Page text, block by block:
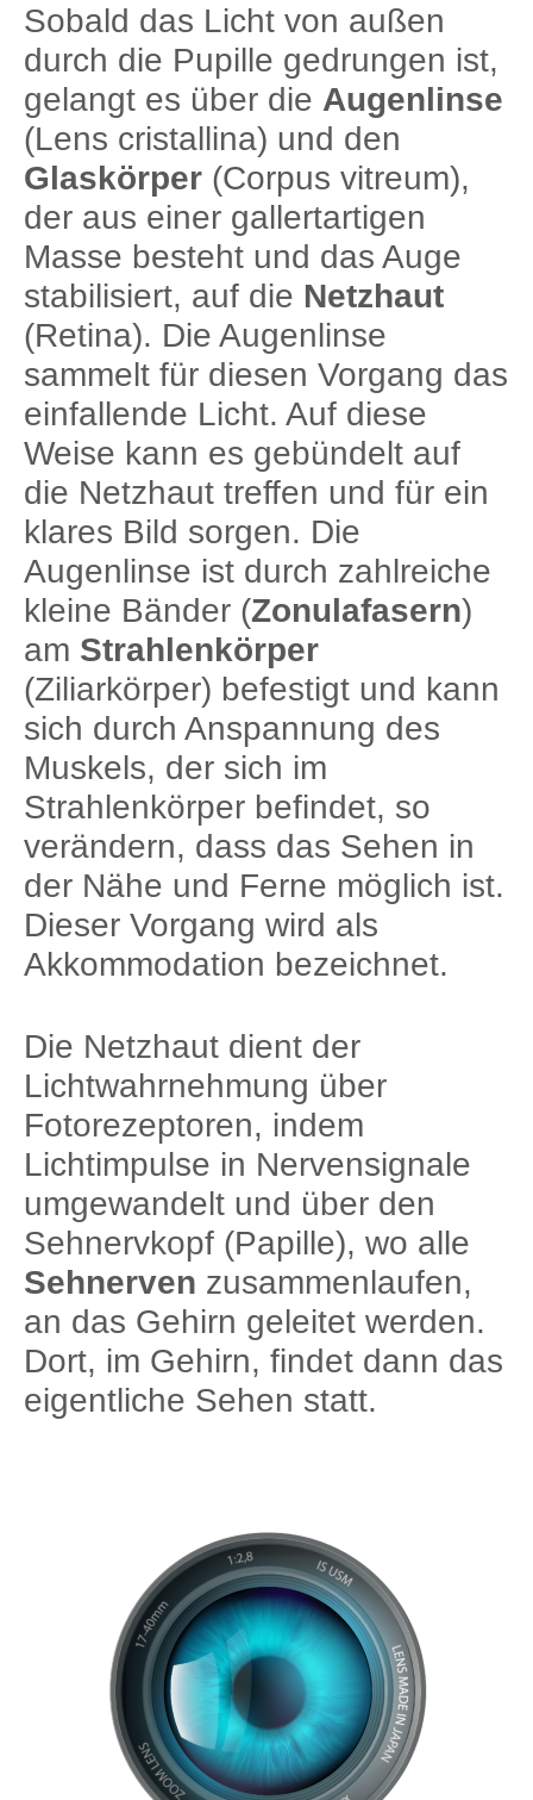
Sobald das Licht von außen
durch die Pupille gedrungen ist,
gelangt es über die Augenlinse
(Lens cristallina) und den
Glaskörper(Corpus vitreum),
der aus einer gallertartigen
Masse besteht und das Auge
stabilisiert, auf die Netzhaut
(Retina). Die Augenlinse
sammelt für diesen Vorgang das
einfallende Licht. Auf diese
Weise kann es gebündelt auf
die Netzhaut treffen und für ein
klares Bild sorgen. Die
Augenlinse ist durch zahlreiche
kleine Bänder (Zonulafasern)
am Strahlenkörper
(Ziliarkörper) befestigt und kann
sich durch Anspannung des
Muskels, der sich im
Strahlenkörper befindet, so
verändern, dass das Sehen in
der Nähe und Ferne möglich ist.
Dieser Vorgang wird als
Akkommodation bezeichnet.
Die Netzhaut dient der
Lichtwahrnehmung über
Fotorezeptoren, indem
Lichtimpulse in Nervensignale
umgewandelt und über den
Sehnervkopf (Papille), wo alle
Sehnerven zusammenlaufen,
an das Gehirn geleitet werden.
Dort, im Gehirn, findet dann das
eigentliche Sehen statt.